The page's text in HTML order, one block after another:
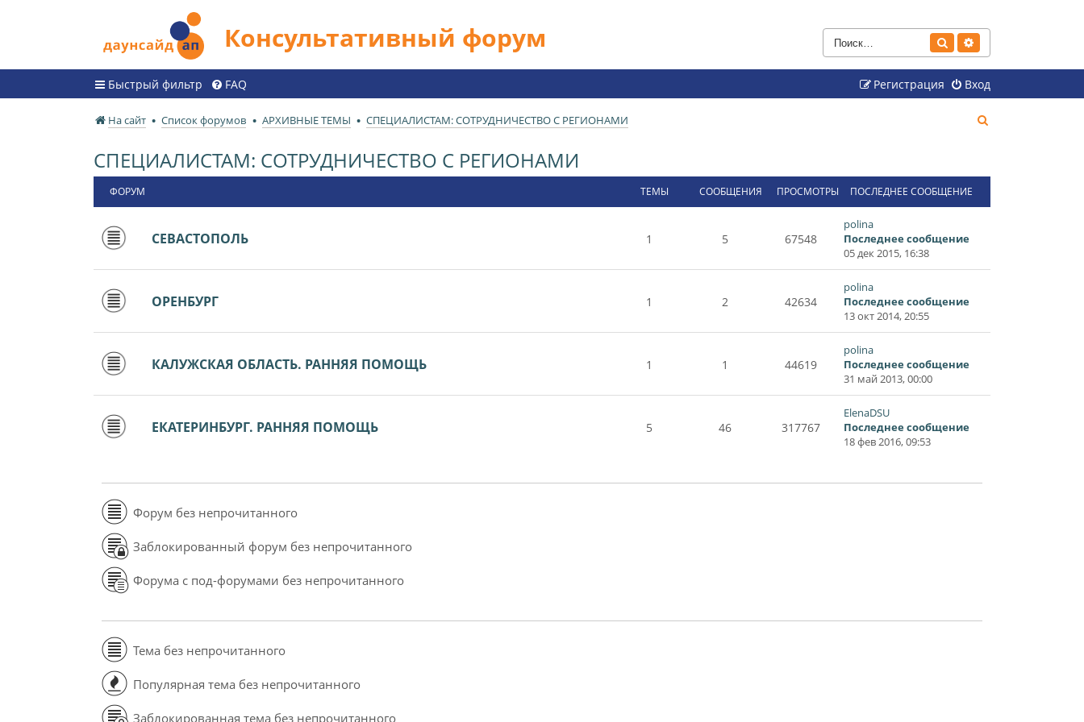
Консультативный форум Поиск
Быстрый фильтр FAQ Вход
Регистрация
На сайт Список форумов АРХИВНЫЕ ТЕМЫ СПЕЦИАЛИСТАМ: СОТРУДНИЧЕСТВО С РЕГИОНАМИ
с
СПЕЦИАЛИСТАМ: СОТРУДНИЧЕСТВО С РЕГИОНАМИ
ФОРУМ ТЕМЫ СООБЩЕНИЯ ПРОСМОТРЫ ПОСЛЕДНЕЕ СООБЩЕНИЕ
СЕВАСТОПОЛЬ 1 5 67548
polina
Последнее сообщение
05 дек 2015, 16:38
ОРЕНБУРГ 1 2 42634
polina
Последнее сообщение
13 окт 2014, 20:55
КАЛУЖСКАЯ ОБЛАСТЬ. РАННЯЯ ПОМОЩЬ 1 1 44619
polina
Последнее сообщение
31 май 2013, 00:00
ЕКАТЕРИНБУРГ. РАННЯЯ ПОМОЩЬ 5 46 317767
ElenaDSU
Последнее сообщение
18 фев 2016, 09:53
Форум без непрочитанного
Заблокированный форум без непрочитанного
Форума с под-форумами без непрочитанного
Тема без непрочитанного
Популярная тема без непрочитанного
Заблокированная тема без непрочитанного